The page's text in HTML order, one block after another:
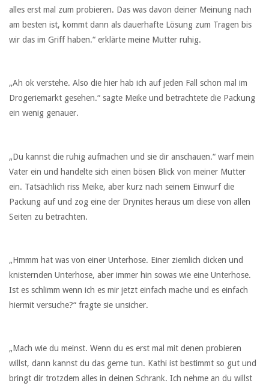
alles erst mal zum probieren. Das was davon deiner Meinung nach
am besten ist, kommt dann als dauerhafte Lösung zum Tragen bis
wir das im Griff haben.“ erklärte meine Mutter ruhig.
„Ah ok verstehe. Also die hier hab ich auf jeden Fall schon mal im
Drogeriemarkt gesehen.“ sagte Meike und betrachtete die Packung
ein wenig genauer.
„Du kannst die ruhig aufmachen und sie dir anschauen.“ warf mein
Vater ein und handelte sich einen bösen Blick von meiner Mutter
ein. Tatsächlich riss Meike, aber kurz nach seinem Einwurf die
Packung auf und zog eine der Drynites heraus um diese von allen
Seiten zu betrachten.
„Hmmm hat was von einer Unterhose. Einer ziemlich dicken und
knisternden Unterhose, aber immer hin sowas wie eine Unterhose.
Ist es schlimm wenn ich es mir jetzt einfach mache und es einfach
hiermit versuche?“ fragte sie unsicher.
„Mach wie du meinst. Wenn du es erst mal mit denen probieren
willst, dann kannst du das gerne tun. Kathi ist bestimmt so gut und
bringt dir trotzdem alles in deinen Schrank. Ich nehme an du willst